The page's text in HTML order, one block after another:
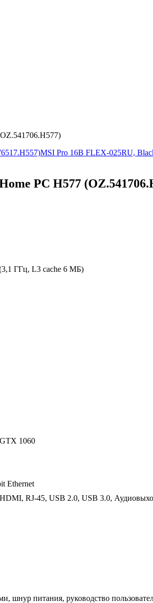
MSI Pro 16B FLEX-025RU,
PC H577
ГГц, L3 cache 6 МБ)
1060
Ethernet
RJ-45, USB 2.0, USB 3.0,
шнур питания, руководство